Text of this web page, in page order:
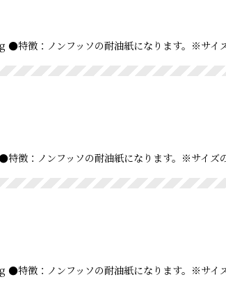
徴：ノンフッソの耐油紙になります。※サイズ
：ノンフッソの耐油紙になります。※サイズの
徴：ノンフッソの耐油紙になります。※サイズ